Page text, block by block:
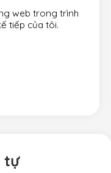
web trong trình
tiếp của tôi.
tự